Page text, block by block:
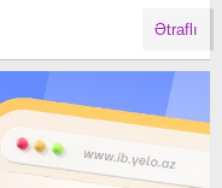
Ətraflı